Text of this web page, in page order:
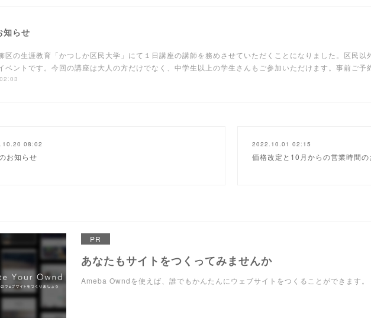
知らせ
区の生涯教育「かつしか区民大学」にて１日講座の講師を務めさせていただくことになりました。区民
ベントです。今回の講座は大人の方だけでなく、中学生以上の学生さんもご参加いただけます。事前ご予
08:02
お知らせ
2022.10.01 02:15
価格改定と10月からの営業時間の
PR
あなたもサイトをつくってみませんか
Ameba Owndを使えば、誰でもかんたんにウェブサイトをつくることができます。